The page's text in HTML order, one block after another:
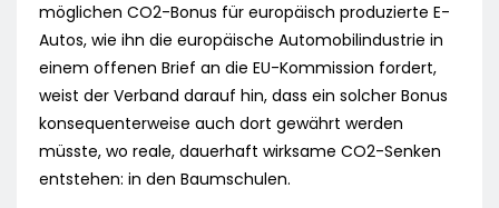
möglichen CO2-Bonus für europäisch produzierte E-
Autos, wie ihn die europäische Automobilindustrie in
einem offenen Brief an die EU-Kommission fordert,
weist der Verband darauf hin, dass ein solcher Bonus
konsequenterweise auch dort gewährt werden
müsste, wo reale, dauerhaft wirksame CO2-Senken
entstehen: in den Baumschulen.